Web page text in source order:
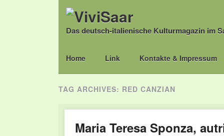
Das deutsch-italienische Kulturmagazin im
Main menu
Skip
Home Link Kontakte & Impressum
TAG ARCHIVES: RED CANZIAN
Maria Teresa Sponza,